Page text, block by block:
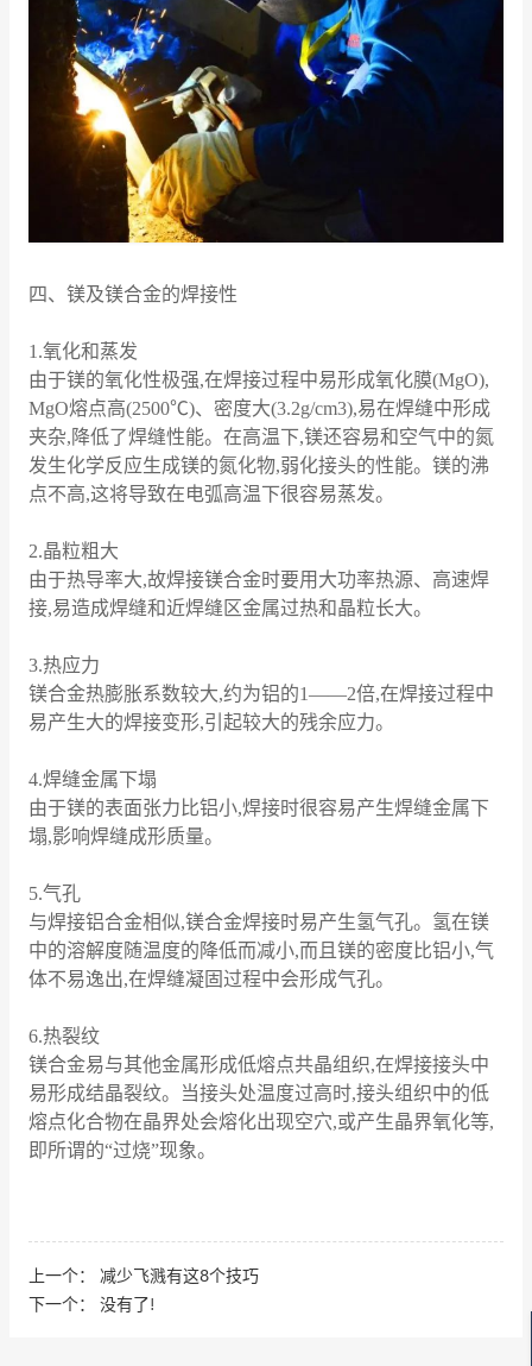
四、镁及镁合金的焊接性
1.氧化和蒸发
由于镁的氧化性极强,在焊接过程中易形成氧化膜(MgO),
MgO熔点高(2500℃)、密度大(3.2g/cm3),易在焊缝中形成
夹杂,降低了焊缝性能。在高温下,镁还容易和空气中的氮
发生化学反应生成镁的氮化物,弱化接头的性能。镁的沸
点不高,这将导致在电弧高温下很容易蒸发。
2.晶粒粗大
由于热导率大,故焊接镁合金时要用大功率热源、高速焊
接,易造成焊缝和近焊缝区金属过热和晶粒长大。
3.热应力
镁合金热膨胀系数较大,约为铝的1——2倍,在焊接过程中
易产生大的焊接变形,引起较大的残余应力。
4.焊缝金属下塌
由于镁的表面张力比铝小,焊接时很容易产生焊缝金属下
塌,影响焊缝成形质量。
5.气孔
与焊接铝合金相似,镁合金焊接时易产生氢气孔。氢在镁
中的溶解度随温度的降低而减小,而且镁的密度比铝小,气
体不易逸出,在焊缝凝固过程中会形成气孔。
6.热裂纹
镁合金易与其他金属形成低熔点共晶组织,在焊接接头中
易形成结晶裂纹。当接头处温度过高时,接头组织中的低
熔点化合物在晶界处会熔化出现空穴,或产生晶界氧化等,
即所谓的“过烧”现象。
上一个：
减少飞溅有这8个技巧
下一个：
没有了!